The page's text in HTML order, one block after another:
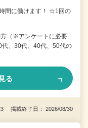
間に働けます！ ☆1回の
（※アンケートに必要
、30代、40代、50代の
る
掲載終了日： 2026/08/30